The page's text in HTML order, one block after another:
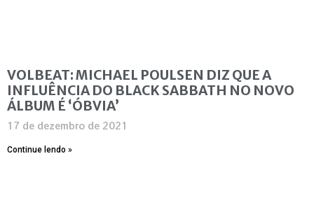
VOLBEAT: MICHAEL POULSEN DIZ QUE A
INFLUÊNCIA DO BLACK SABBATH NO NOVO
ÁLBUM É ‘ÓBVIA’
17 de dezembro de 2021
Continue lendo »